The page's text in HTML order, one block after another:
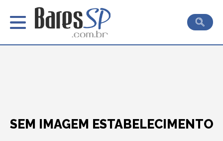
SEM IMAGEM ESTABELECIMENTO